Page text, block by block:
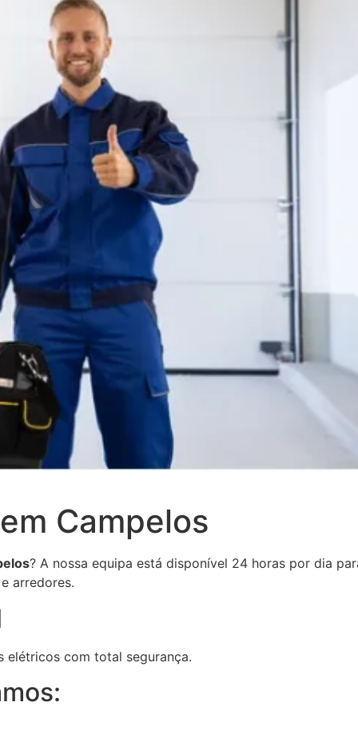
Campelos
? A nossa equipa está disponível 24 horas por dia
arredores.
elétricos com total segurança.